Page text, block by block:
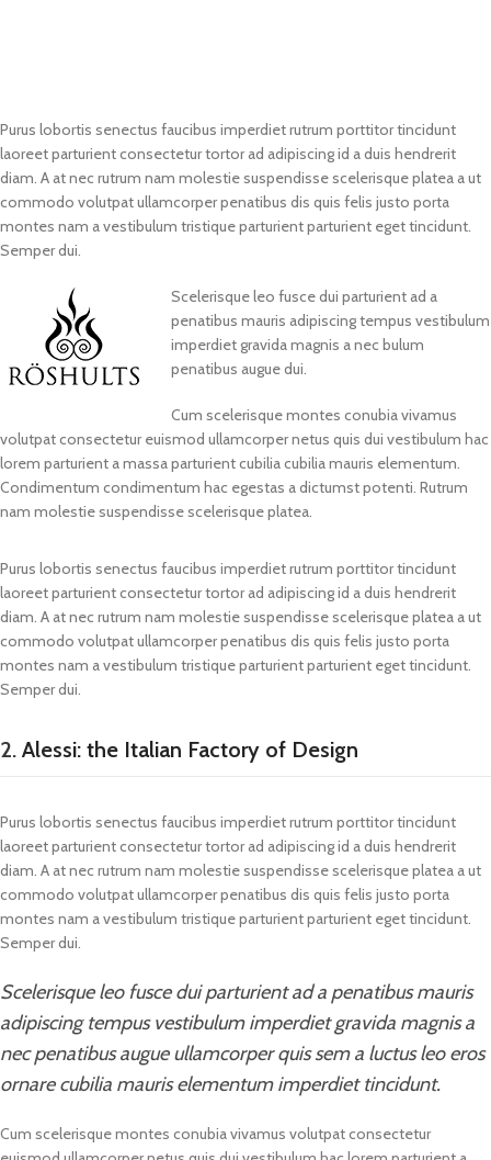
Purus lobortis senectus faucibus imperdiet rutrum porttitor tincidunt
laoreet parturient consectetur tortor ad adipiscing id a duis hendrerit
diam. A at nec rutrum nam molestie suspendisse scelerisque platea a ut
commodo volutpat ullamcorper penatibus dis quis felis justo porta
montes nam a vestibulum tristique parturient parturient eget tincidunt.
Semper dui.
Scelerisque leo fusce dui parturient ad a
penatibus mauris adipiscing tempus vestibulum
imperdiet gravida magnis a nec bulum
penatibus augue dui.
Cum scelerisque montes conubia vivamus
volutpat consectetur euismod ullamcorper netus quis dui vestibulum hac
lorem parturient a massa parturient cubilia cubilia mauris elementum.
Condimentum condimentum hac egestas a dictumst potenti. Rutrum
nam molestie suspendisse scelerisque platea.
Purus lobortis senectus faucibus imperdiet rutrum porttitor tincidunt
laoreet parturient consectetur tortor ad adipiscing id a duis hendrerit
diam. A at nec rutrum nam molestie suspendisse scelerisque platea a ut
commodo volutpat ullamcorper penatibus dis quis felis justo porta
montes nam a vestibulum tristique parturient parturient eget tincidunt.
Semper dui.
2. Alessi: the Italian Factory of Design
Purus lobortis senectus faucibus imperdiet rutrum porttitor tincidunt
laoreet parturient consectetur tortor ad adipiscing id a duis hendrerit
diam. A at nec rutrum nam molestie suspendisse scelerisque platea a ut
commodo volutpat ullamcorper penatibus dis quis felis justo porta
montes nam a vestibulum tristique parturient parturient eget tincidunt.
Semper dui.
Scelerisque leo fusce dui parturient ad a penatibus mauris
adipiscing tempus vestibulum imperdiet gravida magnis a
nec penatibus augue ullamcorper quis sem a luctus leo eros
ornare cubilia mauris elementum imperdiet tincidunt.
Cum scelerisque montes conubia vivamus volutpat consectetur